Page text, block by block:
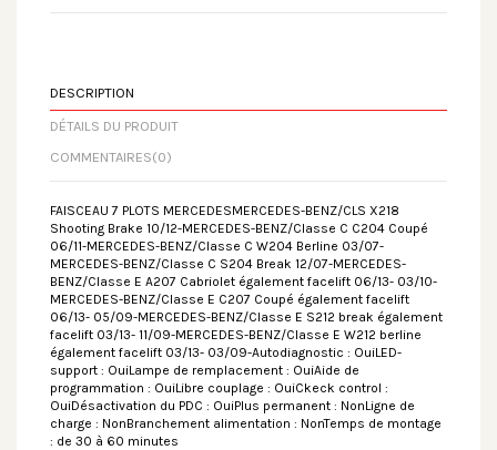
DESCRIPTION
DÉTAILS DU PRODUIT
COMMENTAIRES(0)
FAISCEAU 7 PLOTS MERCEDESMERCEDES-BENZ/CLS X218
Shooting Brake 10/12-MERCEDES-BENZ/Classe C C204 Coupé
06/11-MERCEDES-BENZ/Classe C W204 Berline 03/07-
MERCEDES-BENZ/Classe C S204 Break 12/07-MERCEDES-
BENZ/Classe E A207 Cabriolet également facelift 06/13- 03/10-
MERCEDES-BENZ/Classe E C207 Coupé également facelift
06/13- 05/09-MERCEDES-BENZ/Classe E S212 break également
facelift 03/13- 11/09-MERCEDES-BENZ/Classe E W212 berline
également facelift 03/13- 03/09-Autodiagnostic : OuiLED-
support : OuiLampe de remplacement : OuiAide de
programmation : OuiLibre couplage : OuiCkeck control :
OuiDésactivation du PDC : OuiPlus permanent : NonLigne de
charge : NonBranchement alimentation : NonTemps de montage
: de 30 à 60 minutes